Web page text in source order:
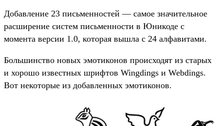
Добавление 23 письменностей — самое значительное
расширение систем письменности в Юникоде с
момента версии 1.0, которая вышла с 24 алфавитами.
Большинство новых эмотиконов происходят из старых
и хорошо известных шрифтов Wingdings и Webdings.
Вот некоторые из добавленных эмотиконов.